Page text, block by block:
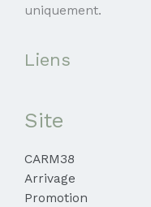
uniquement.
Liens
Site
CARM38
Arrivage
Promotion